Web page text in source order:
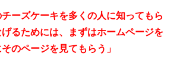
チーズケーキを多くの人に知ってもら
るためには、まずはホームページを
のページを見てもらう」